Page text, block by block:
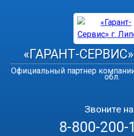
«ГАРАНТ-
Официальный партнер
обл.
Звоните
8-800-200-